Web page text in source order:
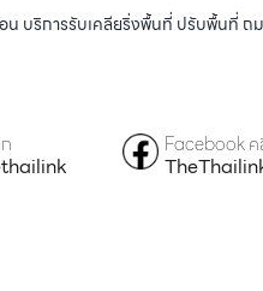
น บริการรับเคลียริ่งพื้นที่ ปรับพื้นที่ ถ
Facebook